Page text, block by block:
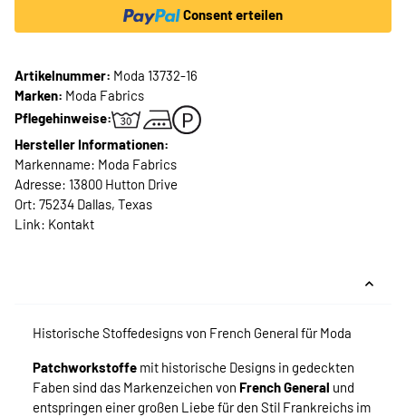
Consent erteilen
Artikelnummer: Moda 13732-16
Marken: Moda Fabrics
Pflegehinweise:
Hersteller Informationen:
Markenname: Moda Fabrics
Adresse: 13800 Hutton Drive
Ort: 75234 Dallas, Texas
Link: Kontakt
Historische Stoffedesigns von French General für Moda
Patchworkstoffe mit historische Designs in gedeckten
Faben sind das Markenzeichen von French General und
entspringen einer großen Liebe für den Stil Frankreichs im